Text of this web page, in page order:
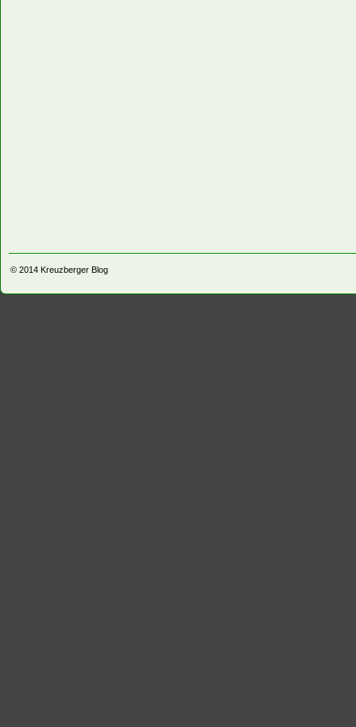
© 2014 Kreuzberger Blog